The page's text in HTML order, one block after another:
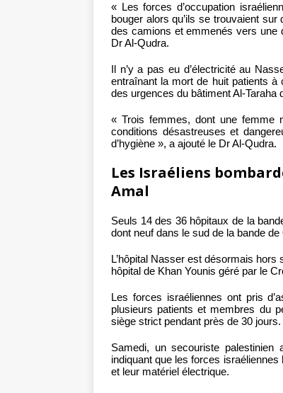
« Les forces d’occupation
bouger alors qu’ils se trouvaient
des camions et emmenés vers une
Dr Al-Qudra.
Il n’y a pas eu d’électricité au
entraînant la mort de huit patients
des urgences du bâtiment Al-Taraha
« Trois femmes, dont une femme
conditions désastreuses et
d’hygiène », a ajouté le Dr Al-Qudra.
Les Israéliens
Amal
Seuls 14 des 36 hôpitaux de la
dont neuf dans le sud de la bande
L’hôpital Nasser est désormais
hôpital de Khan Younis géré par le
Les forces israéliennes ont pris
plusieurs patients et membres du
siège strict pendant près de 30 jours.
Samedi, un secouriste palestinien
indiquant que les forces
et leur matériel électrique.